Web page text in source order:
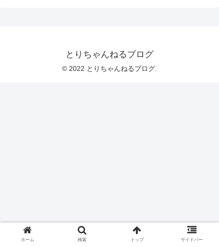
とりちゃんねるブログ
© 2022 とりちゃんねるブログ.
ホーム 検索 トップ サイドバー